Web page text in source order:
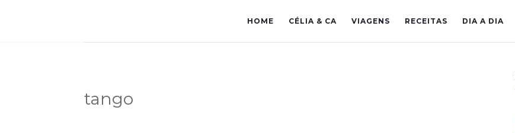
HOME CÉLIA & CA VIAGENS RECEITAS DIA A DIA
tango